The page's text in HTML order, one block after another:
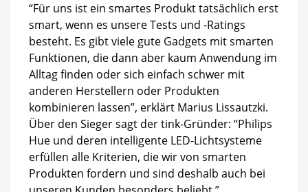
“Für uns ist ein smartes Produkt tatsächlich erst
smart, wenn es unsere Tests und -Ratings
besteht. Es gibt viele gute Gadgets mit smarten
Funktionen, die dann aber kaum Anwendung im
Alltag finden oder sich einfach schwer mit
anderen Herstellern oder Produkten
kombinieren lassen”, erklärt Marius Lissautzki.
Über den Sieger sagt der tink-Gründer: “Philips
Hue und deren intelligente LED-Lichtsysteme
erfüllen alle Kriterien, die wir von smarten
Produkten fordern und sind deshalb auch bei